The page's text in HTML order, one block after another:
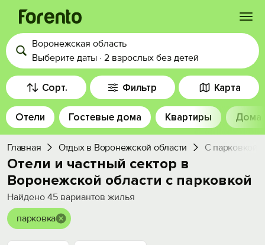
Войти
Избранное
История просмотра
Добавить свой объект
Воронежская область
Выберите даты · 2 взрослых без детей
Сорт. Фильтр Карта
Отели Гостевые дома Квартиры Дома
Главная Отдых в Воронежской области С парковкой
Отели и частный сектор в
Воронежской области с парковкой
Найдено 45 вариантов жилья
парковка